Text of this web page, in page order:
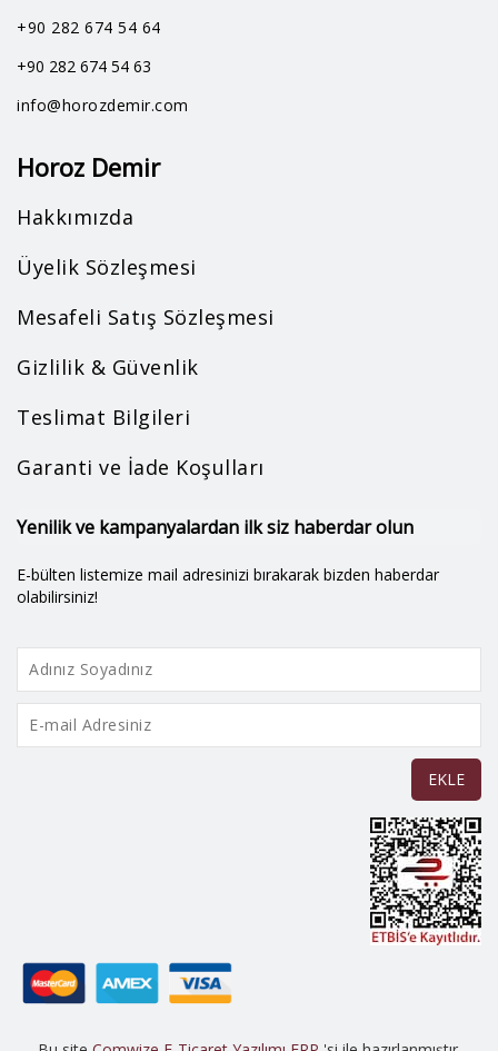
+90 282 674 54 64
+90 282 674 54 63
info@horozdemir.com
Horoz Demir
Hakkımızda
Üyelik Sözleşmesi
Mesafeli Satış Sözleşmesi
Gizlilik & Güvenlik
Teslimat Bilgileri
Garanti ve İade Koşulları
Yenilik ve kampanyalardan ilk siz haberdar olun
E-bülten listemize mail adresinizi bırakarak bizden haberdar
olabilirsiniz!
EKLE